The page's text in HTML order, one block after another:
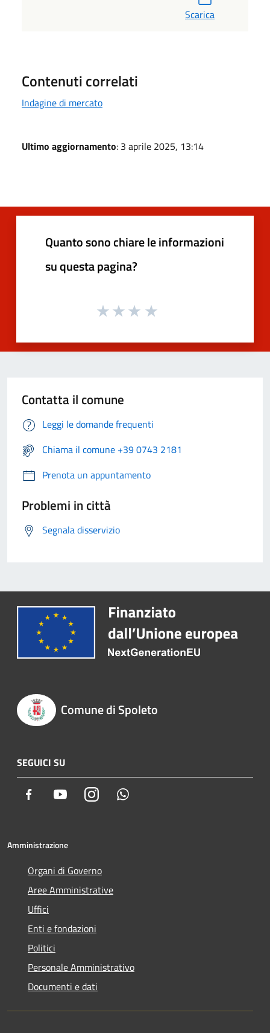
Scarica
Contenuti correlati
Indagine di mercato
Ultimo aggiornamento: 3 aprile 2025, 13:14
Quanto sono chiare le informazioni
su questa pagina?
Contatta il comune
Leggi le domande frequenti
Chiama il comune +39 0743 2181
Prenota un appuntamento
Problemi in città
Segnala disservizio
Comune di Spoleto
SEGUICI SU
Facebook YoutubeInstagram
Amministrazione
Organi di Governo
Aree Amministrative
Uffici
Enti e fondazioni
Politici
Personale Amministrativo
Documenti e dati